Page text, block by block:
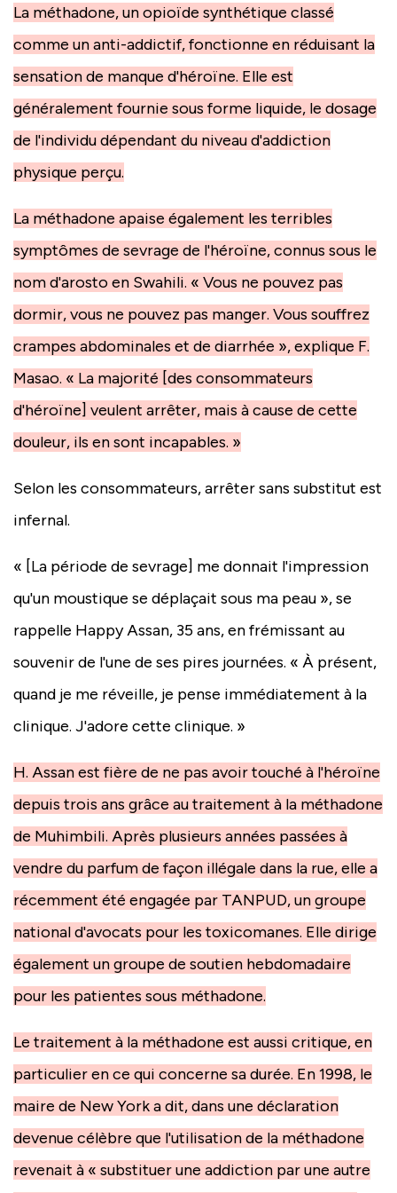
La méthadone, un opioïde synthétique classé
comme un anti-addictif, fonctionne en réduisant la
sensation de manque d'héroïne. Elle est
généralement fournie sous forme liquide, le dosage
de l'individu dépendant du niveau d'addiction
physique perçu.
La méthadone apaise également les terribles
symptômes de sevrage de l'héroïne, connus sous le
nom d'arosto en Swahili. « Vous ne pouvez pas
dormir, vous ne pouvez pas manger. Vous souffrez
crampes abdominales et de diarrhée », explique F.
Masao. « La majorité [des consommateurs
d'héroïne] veulent arrêter, mais à cause de cette
douleur, ils en sont incapables. »
Selon les consommateurs, arrêter sans substitut est
infernal.
« [La période de sevrage] me donnait l'impression
qu'un moustique se déplaçait sous ma peau », se
rappelle Happy Assan, 35 ans, en frémissant au
souvenir de l'une de ses pires journées. « À présent,
quand je me réveille, je pense immédiatement à la
clinique. J'adore cette clinique. »
H. Assan est fière de ne pas avoir touché à l'héroïne
depuis trois ans grâce au traitement à la méthadone
de Muhimbili. Après plusieurs années passées à
vendre du parfum de façon illégale dans la rue, elle a
récemment été engagée par TANPUD, un groupe
national d'avocats pour les toxicomanes. Elle dirige
également un groupe de soutien hebdomadaire
pour les patientes sous méthadone.
Le traitement à la méthadone est aussi critique, en
particulier en ce qui concerne sa durée. En 1998, le
maire de New York a dit, dans une déclaration
devenue célèbre que l'utilisation de la méthadone
revenait à « substituer une addiction par une autre